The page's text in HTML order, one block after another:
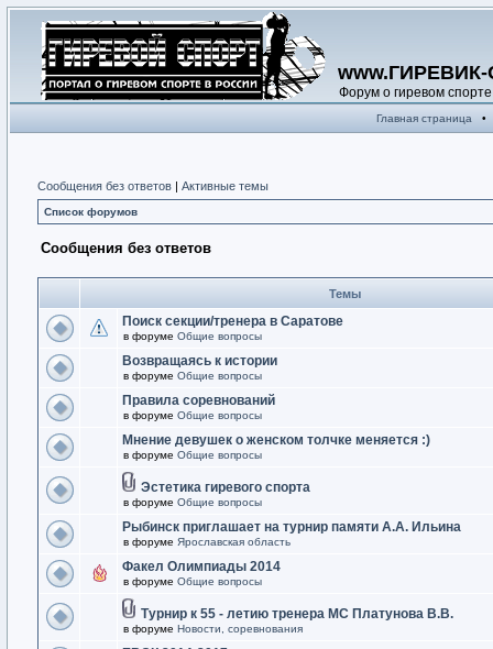
Форум о гиревом спорте
Главная страница •
Сообщения без ответов | Активные темы
Список форумов
Сообщения без ответов
Темы
Поиск секции/тренера в Саратове
в форуме Общие вопросы
Возвращаясь к истории
в форуме Общие вопросы
Правила соревнований
в форуме Общие вопросы
Мнение девушек о женском толчке меняется :)
в форуме Общие вопросы
Эстетика гиревого спорта
в форуме Общие вопросы
Рыбинск приглашает на турнир памяти А.А. Ильина
в форуме Ярославская область
Факел Олимпиады 2014
в форуме Общие вопросы
Турнир к 55 - летию тренера МС Платунова В.В.
в форуме Новости, соревнования